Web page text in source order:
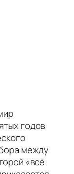
годов
между
«всё